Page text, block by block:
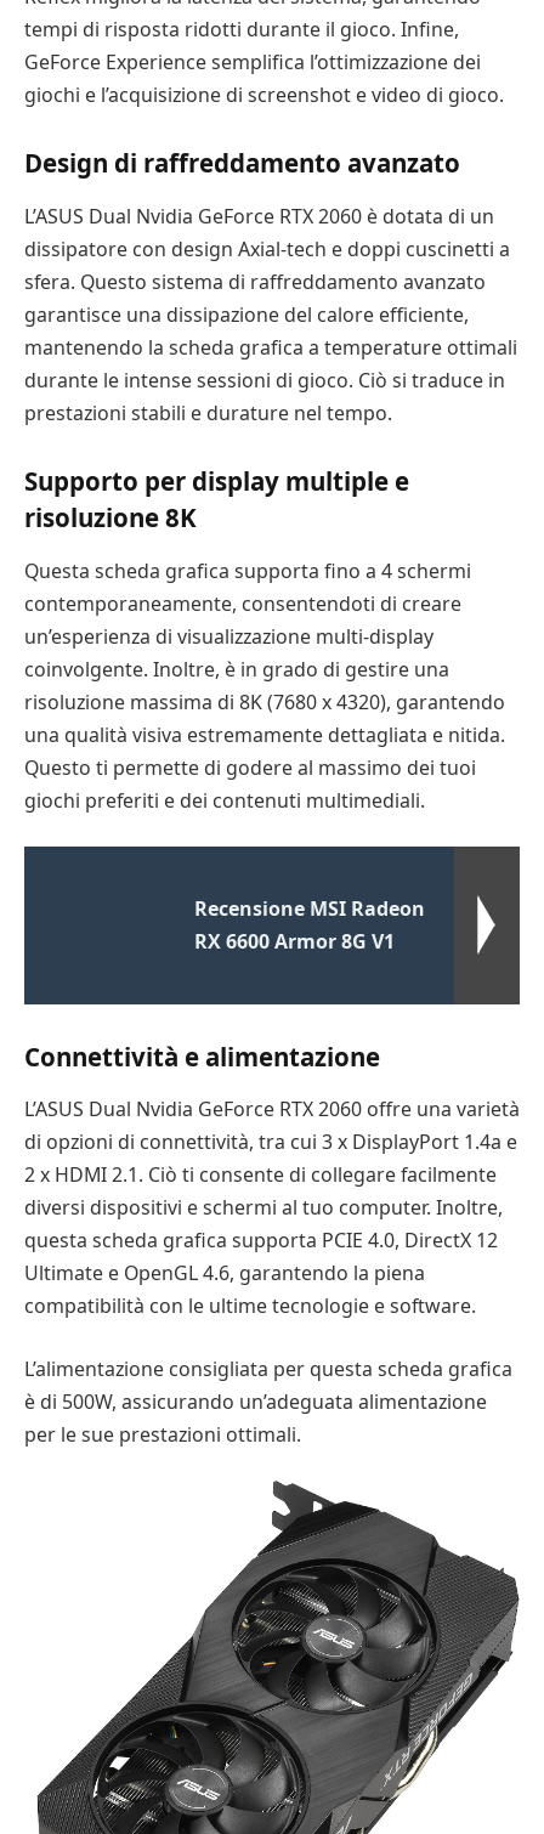
tempi di risposta ridotti durante il gioco. Infine,
GeForce Experience semplifica l’ottimizzazione dei
giochi e l’acquisizione di screenshot e video di gioco.
Design di raffreddamento avanzato
L’ASUS Dual Nvidia GeForce RTX 2060 è dotata di un
dissipatore con design Axial-tech e doppi cuscinetti a
sfera. Questo sistema di raffreddamento avanzato
garantisce una dissipazione del calore efficiente,
mantenendo la scheda grafica a temperature ottimali
durante le intense sessioni di gioco. Ciò si traduce in
prestazioni stabili e durature nel tempo.
Supporto per display multiple e
risoluzione 8K
Questa scheda grafica supporta fino a 4 schermi
contemporaneamente, consentendoti di creare
un’esperienza di visualizzazione multi-display
coinvolgente. Inoltre, è in grado di gestire una
risoluzione massima di 8K (7680 x 4320), garantendo
una qualità visiva estremamente dettagliata e nitida.
Questo ti permette di godere al massimo dei tuoi
giochi preferiti e dei contenuti multimediali.
Recensione MSI Radeon
RX 6600 Armor 8G V1
Connettività e alimentazione
L’ASUS Dual Nvidia GeForce RTX 2060 offre una varietà
di opzioni di connettività, tra cui 3 x DisplayPort 1.4a e
2 x HDMI 2.1. Ciò ti consente di collegare facilmente
diversi dispositivi e schermi al tuo computer. Inoltre,
questa scheda grafica supporta PCIE 4.0, DirectX 12
Ultimate e OpenGL 4.6, garantendo la piena
compatibilità con le ultime tecnologie e software.
L’alimentazione consigliata per questa scheda grafica
è di 500W, assicurando un’adeguata alimentazione
per le sue prestazioni ottimali.